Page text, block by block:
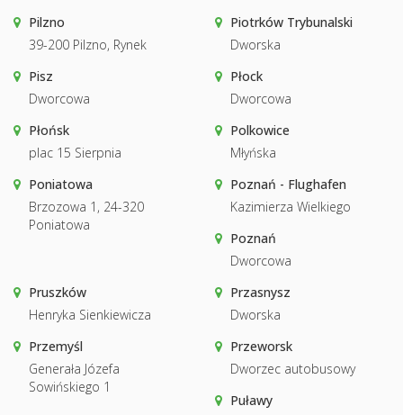
Pilzno
39-200 Pilzno, Rynek
Piotrków Trybunalski
Dworska
Pisz
Dworcowa
Płock
Dworcowa
Płońsk
plac 15 Sierpnia
Polkowice
Młyńska
Poniatowa
Brzozowa 1, 24-320
Poniatowa
Poznań - Flughafen
Kazimierza Wielkiego
Poznań
Dworcowa
Pruszków
Henryka Sienkiewicza
Przasnysz
Dworska
Przemyśl
Generała Józefa
Sowińskiego 1
Przeworsk
Dworzec autobusowy
Puławy